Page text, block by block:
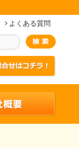
よくある質問